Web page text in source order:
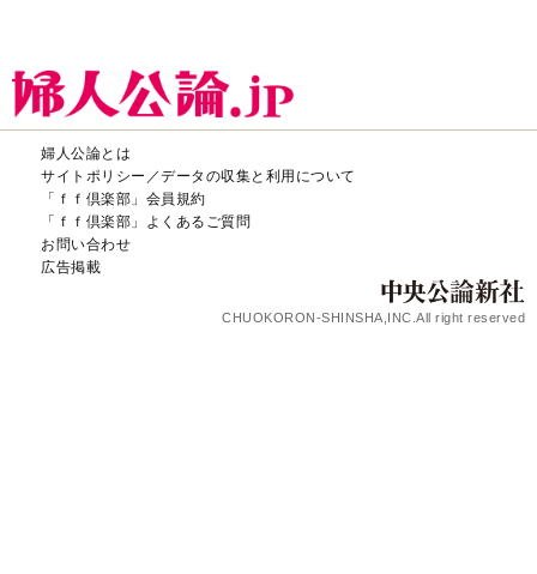
婦人公論とは
サイトポリシー／データの収集と利用について
「ｆｆ倶楽部」会員規約
「ｆｆ倶楽部」よくあるご質問
お問い合わせ
広告掲載
CHUOKORON-SHINSHA,INC.All right reserved